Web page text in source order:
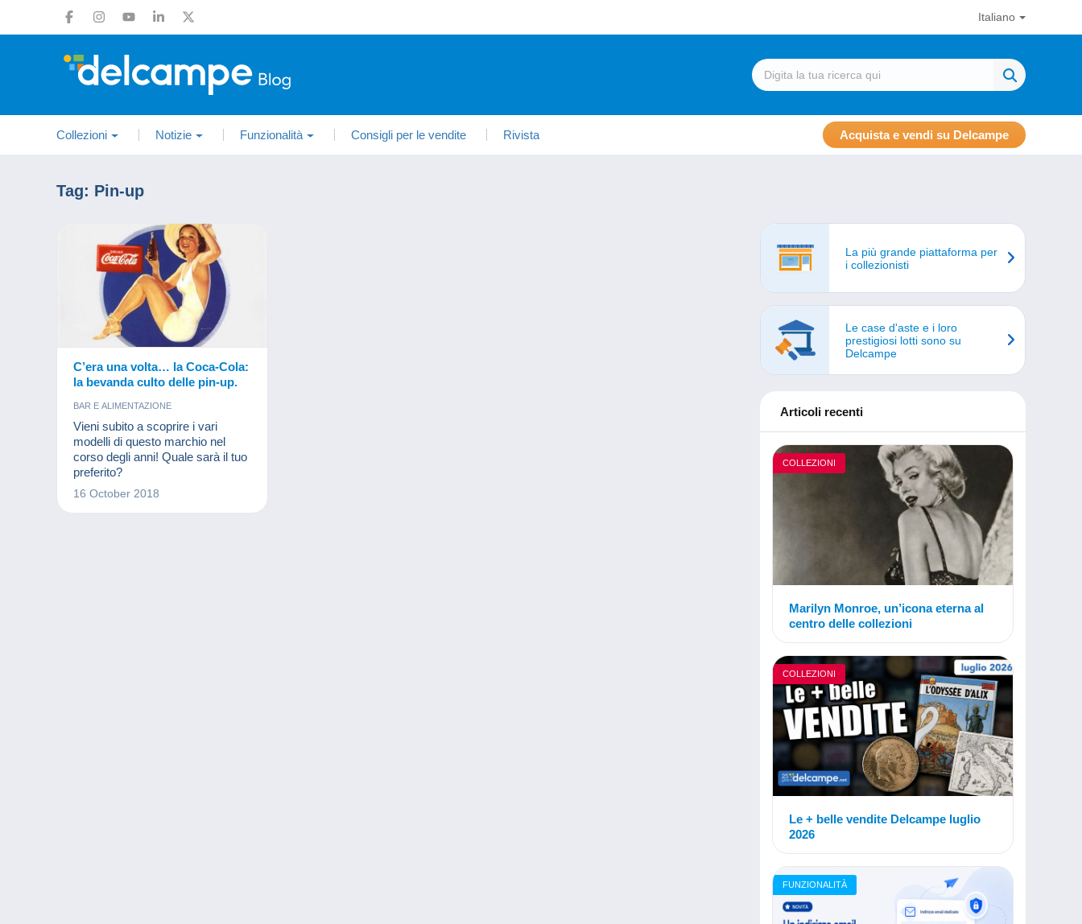
Italiano
Collezioni Notizie Funzionalità Consigli per le vendite Rivista Acquista e vendi su Delcampe
Tag: Pin-up
C’era una volta… la Coca-Cola:
la bevanda culto delle pin-up.
BAR E ALIMENTAZIONE
Vieni subito a scoprire i vari
modelli di questo marchio nel
corso degli anni! Quale sarà il tuo
preferito?
16 October 2018
La più grande piattaforma per
i collezionisti
Le case d'aste e i loro
prestigiosi lotti sono su
Delcampe
Articoli recenti
COLLEZIONI
Marilyn Monroe, un’icona eterna al
centro delle collezioni
COLLEZIONI
Le + belle vendite Delcampe luglio
2026
FUNZIONALITÀ